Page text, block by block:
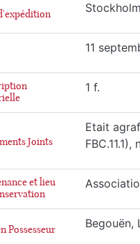
11
1 f.
Joints
Etait
et lieu
Possesseur Begouën,